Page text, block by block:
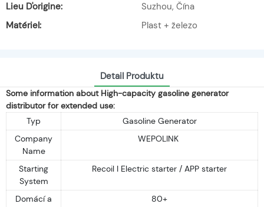
Lieu D'origine:
Suzhou, Čína
Matériel:
Plast + železo
Detail Produktu
Some information about High-capacity gasoline generator
distributor for extended use:
Typ
Gasoline Generator
Company
Name
WEPOLINK
Starting
System
Recoil I Electric starter / APP starter
Domácí a
80+